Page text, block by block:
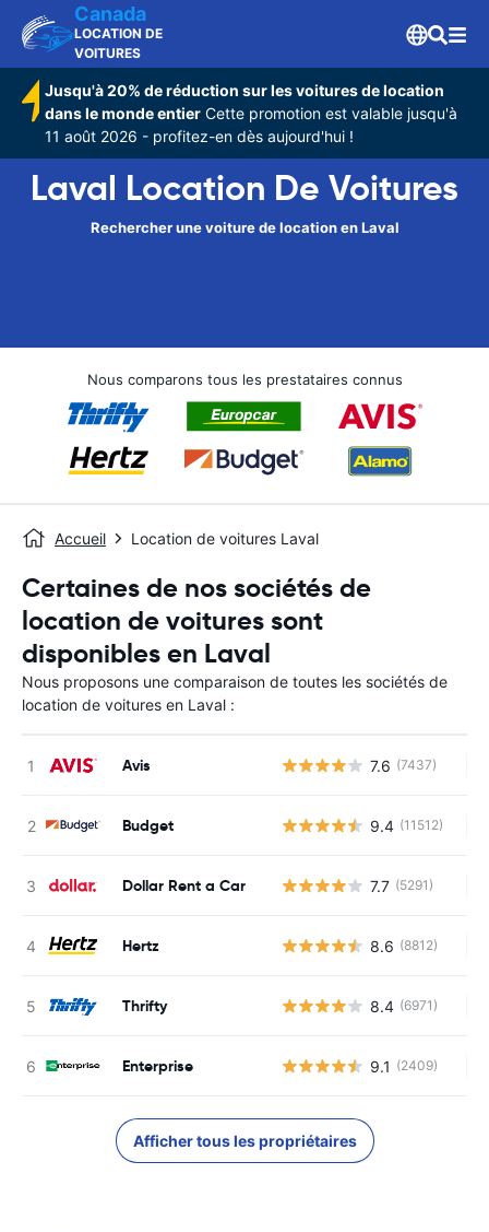
Canada
LOCATION DE
VOITURES
Jusqu'à 20% de réduction sur les voitures de location
dans le monde entier Cette promotion est valable jusqu'à
11 août 2026 - profitez-en dès aujourd'hui !
Laval Location De Voitures
Rechercher une voiture de location en Laval
Nous comparons tous les prestataires connus
Accueil Location de voitures Laval
Certaines de nos sociétés de
location de voitures sont
disponibles en Laval
Nous proposons une comparaison de toutes les sociétés de
location de voitures en Laval :
Avis 7.6 (7437)
Budget 9.4 (11512)
Dollar Rent a Car 7.7 (5291)
Hertz 8.6 (8812)
Thrifty 8.4 (6971)
Enterprise 9.1 (2409)
Afficher tous les propriétaires